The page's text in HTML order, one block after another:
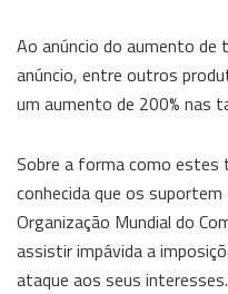
Ao anúncio do aumento de
anúncio, entre outros
um aumento de 200% nas
Sobre a forma como estes
conhecida que os
Organização Mundial do
assistir impávida a
ataque aos seus